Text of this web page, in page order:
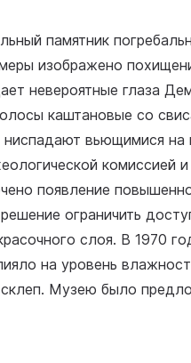
памятник
изображено
невероятные глаза
каштановые со
вьющимися на
комиссией
появление
ограничить
слоя. В 1970
на уровень
Музею было